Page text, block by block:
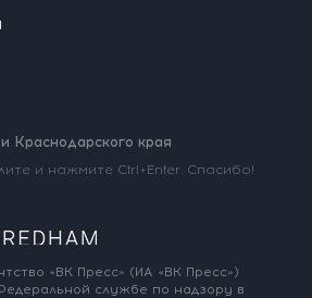
Краснодарского края
и нажмите Ctrl+Enter. Спасибо!
«ВК Пресс» (ИА «ВК Пресс»)
службе по надзору в